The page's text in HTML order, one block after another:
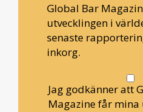
Global Bar
utvecklingen i
senaste
inkorg.
Jag godkänner att
Magazine får